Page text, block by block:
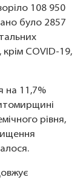
108 950
було 2857
крім COVID-19,
на 11,7%
рівня,